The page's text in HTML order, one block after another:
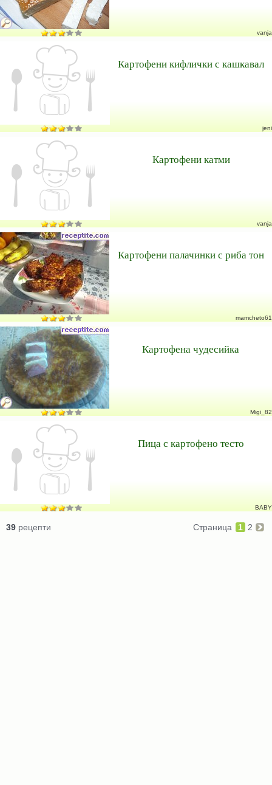
vanja
Картофени кифлички с кашкавал
jeni
Картофени катми
vanja
Картофени палачинки с риба тон
mamcheto61
Картофена чудесийка
Migi_82
Пица с картофено тесто
BABY
39 рецепти Страница 1 2